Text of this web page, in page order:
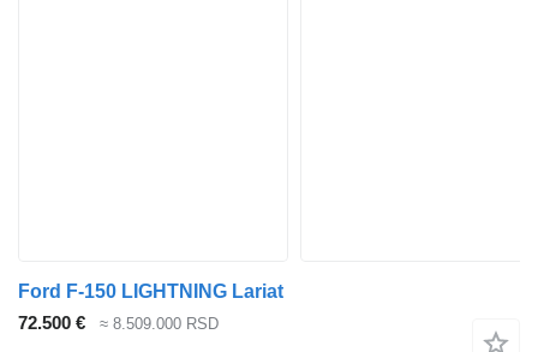
Ford F-150 LIGHTNING Lariat
72.500 €
≈ 8.509.000 RSD